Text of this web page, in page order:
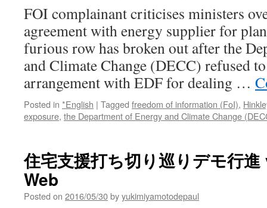
via
Wdet
FOI complainant criticises ministers
agreement with energy supplier for
furious row has broken out after the
and Climate Change (DECC) refused
arrangement with EDF for dealing …
Posted in *English | Tagged freedom of information (FoI),
exposure, the Department of Energy and Climate Change
住宅支援打ち切り巡りデモ行
Web
Posted on 2016/05/30byyukimiyamotodepaul